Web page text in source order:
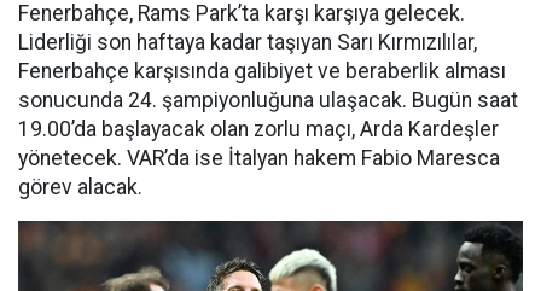
Fenerbahçe, Rams Park’ta karşı karşıya gelecek.
Liderliği son haftaya kadar taşıyan Sarı Kırmızılılar,
Fenerbahçe karşısında galibiyet ve beraberlik alması
sonucunda 24. şampiyonluğuna ulaşacak. Bugün saat
19.00’da başlayacak olan zorlu maçı, Arda Kardeşler
yönetecek. VAR’da ise İtalyan hakem Fabio Maresca
görev alacak.